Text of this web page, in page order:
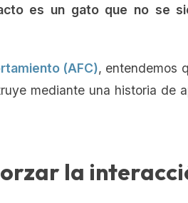
es un gato que no se
(AFC), entendemos
mediante una historia de
la